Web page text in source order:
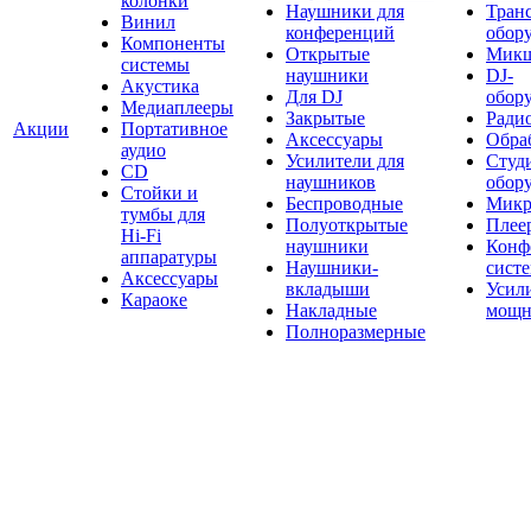
Акции
Винил
Компоненты
системы
Акустика
Медиаплееры
Портативное
аудио
CD
Стойки и
тумбы для
Hi-Fi
аппаратуры
Аксессуары
Караоке
Наушники для
конференций
Открытые
наушники
Для DJ
Закрытые
Аксессуары
Усилители для
наушников
Беспроводные
Полуоткрытые
наушники
Наушники-
вкладыши
Накладные
Полноразмерные
DJ-